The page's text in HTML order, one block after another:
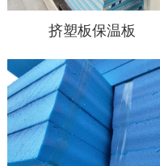
挤塑板保温板